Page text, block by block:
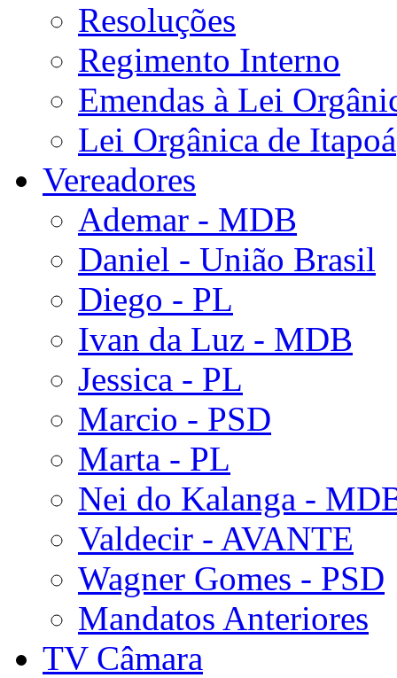
Resoluções
Regimento Interno
Emendas à Lei
Lei Orgânica de Itapoá
Vereadores
Ademar - MDB
Daniel - União Brasil
Diego - PL
Ivan da Luz - MDB
Jessica - PL
Marcio - PSD
Marta - PL
Nei do Kalanga -
Valdecir - AVANTE
Wagner Gomes - PSD
Mandatos Anteriores
TV Câmara